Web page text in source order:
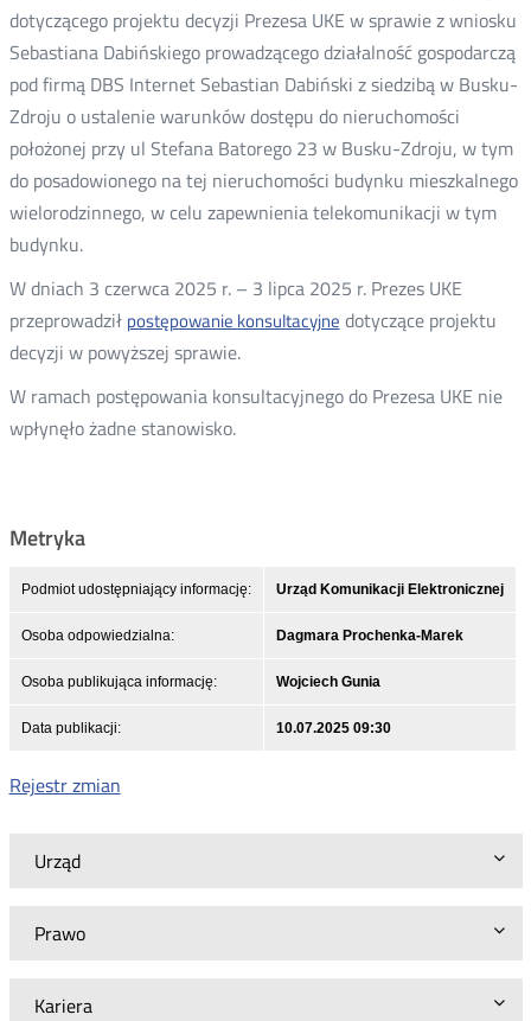
Urząd
Prawo
Kariera
dotyczącego projektu decyzji Prezesa UKE w sprawie z wniosku
Sebastiana Dabińskiego prowadzącego działalność gospodarczą
pod firmą DBS Internet Sebastian Dabiński z siedzibą w Busku-
Zdroju o ustalenie warunków dostępu do nieruchomości
położonej przy ul Stefana Batorego 23 w Busku-Zdroju, w tym
do posadowionego na tej nieruchomości budynku mieszkalnego
wielorodzinnego, w celu zapewnienia telekomunikacji w tym
budynku.
W dniach 3 czerwca 2025 r. – 3 lipca 2025 r. Prezes UKE
przeprowadził postępowanie konsultacyjne dotyczące projektu
decyzji w powyższej sprawie.
W ramach postępowania konsultacyjnego do Prezesa UKE nie
wpłynęło żadne stanowisko.
Metryka
Podmiot udostępniający informację: Urząd Komunikacji Elektronicznej
Osoba odpowiedzialna: Dagmara Prochenka-Marek
Osoba publikująca informację: Wojciech Gunia
Data publikacji: 10.07.2025 09:30
Rejestr zmian